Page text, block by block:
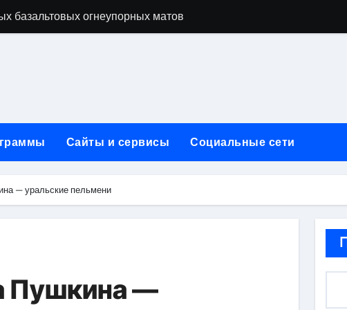
базальтовых огнеупорных матов
+ GEO/AEO — Новая формула цифрового присутствия в 2026
горячие и мобильные варианты, рейтинг по безопасности
без верификации и участия банков с пополнением в USDT
принципы SEO, рекламные каналы и техническая поддержка
Сайты и сервисы Социальные сети
— уральские пельмени
Пушкина —